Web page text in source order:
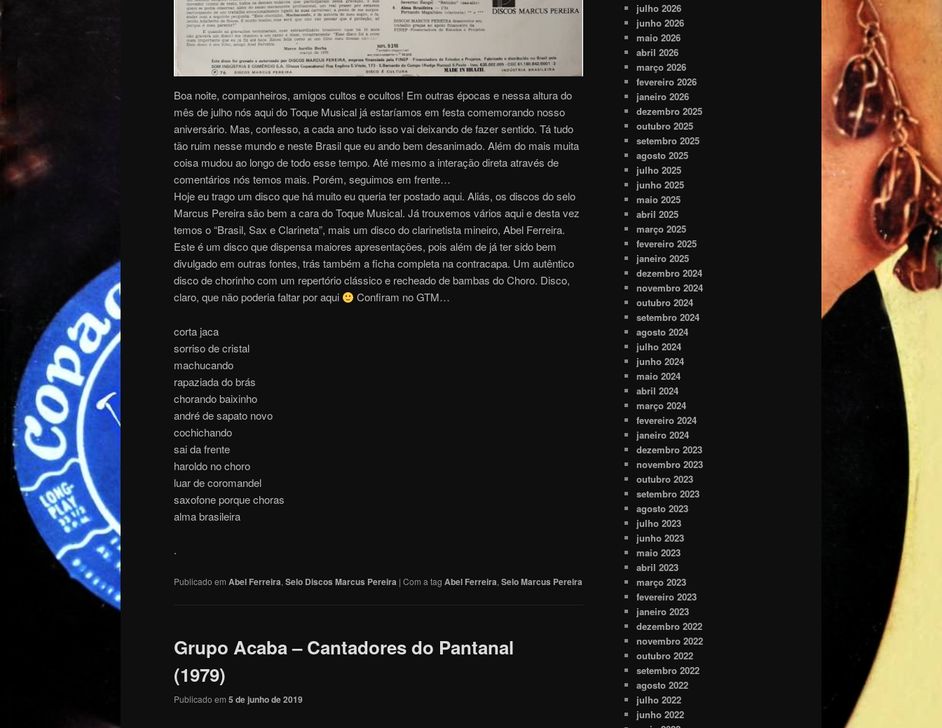
Boa noite, companheiros, amigos cultos e ocultos! Em outras épocas e nessa altura do
mês de julho nós aqui do Toque Musical já estaríamos em festa comemorando nosso
aniversário. Mas, confesso, a cada ano tudo isso vai deixando de fazer sentido. Tá tudo
tão ruim nesse mundo e neste Brasil que eu ando bem desanimado. Além do mais muita
coisa mudou ao longo de todo esse tempo. Até mesmo a interação direta através de
comentários nós temos mais. Porém, seguimos em frente…
Hoje eu trago um disco que há muito eu queria ter postado aqui. Aliás, os discos do selo
Marcus Pereira são bem a cara do Toque Musical. Já trouxemos vários aqui e desta vez
temos o “Brasil, Sax e Clarineta”, mais um disco do clarinetista mineiro, Abel Ferreira.
Este é um disco que dispensa maiores apresentações, pois além de já ter sido bem
divulgado em outras fontes, trás também a ficha completa na contracapa. Um autêntico
disco de chorinho com um repertório clássico e recheado de bambas do Choro. Disco,
claro, que não poderia faltar por aqui
Confiram no GTM…
corta jaca
sorriso de cristal
machucando
rapaziada do brás
chorando baixinho
andré de sapato novo
cochichando
sai da frente
haroldo no choro
luar de coromandel
saxofone porque choras
alma brasileira
.
Publicado em Abel Ferreira, Selo Discos Marcus Pereira | Com a tag Abel Ferreira, Selo Marcus Pereira
Grupo Acaba – Cantadores do Pantanal
(1979)
Publicado em 5 de junho de 2019
julho 2026
junho 2026
maio 2026
abril 2026
março 2026
fevereiro 2026
janeiro 2026
dezembro 2025
outubro 2025
setembro 2025
agosto 2025
julho 2025
junho 2025
maio 2025
abril 2025
março 2025
fevereiro 2025
janeiro 2025
dezembro 2024
novembro 2024
outubro 2024
setembro 2024
agosto 2024
julho 2024
junho 2024
maio 2024
abril 2024
março 2024
fevereiro 2024
janeiro 2024
dezembro 2023
novembro 2023
outubro 2023
setembro 2023
agosto 2023
julho 2023
junho 2023
maio 2023
abril 2023
março 2023
fevereiro 2023
janeiro 2023
dezembro 2022
novembro 2022
outubro 2022
setembro 2022
agosto 2022
julho 2022
junho 2022